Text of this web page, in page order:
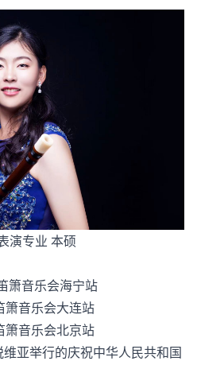
演专业 本硕
箫音乐会海宁站
箫音乐会大连站
箫音乐会北京站
亚举行的庆祝中华人民共和国